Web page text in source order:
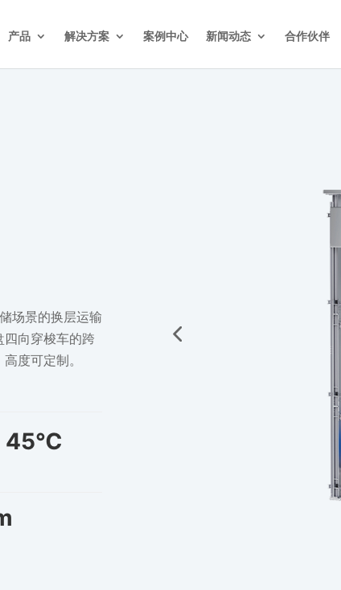
产品 解决方案 案例中心 新闻动态 合作伙伴
场景的换层运输
向穿梭车的跨
度可定制。
45℃